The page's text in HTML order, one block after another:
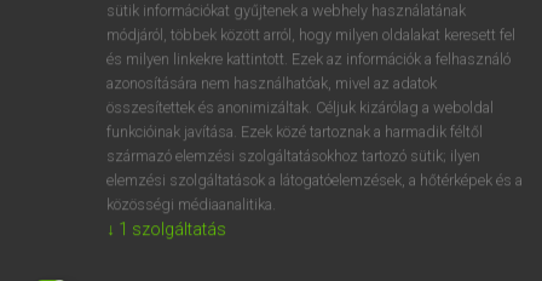
VAN ELŐFIZETÉSED?
Van előfizetésem a teljes szócikk megtekintéséhez.
BELÉPÉS
sütik információkat gyűjtenek a webhely használatának
módjáról, többek között arról, hogy milyen oldalakat keresett fel
és milyen linkekre kattintott. Ezek az információk a felhasználó
azonosítására nem használhatóak, mivel az adatok
összesítettek és anonimizáltak. Céljuk kizárólag a weboldal
funkcióinak javítása. Ezek közé tartoznak a harmadik féltől
származó elemzési szolgáltatásokhoz tartozó sütik; ilyen
elemzési szolgáltatások a látogatóelemzések, a hőtérképek és a
közösségi médiaanalitika.
↓ 1 szolgáltatás